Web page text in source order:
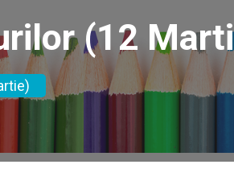
(12